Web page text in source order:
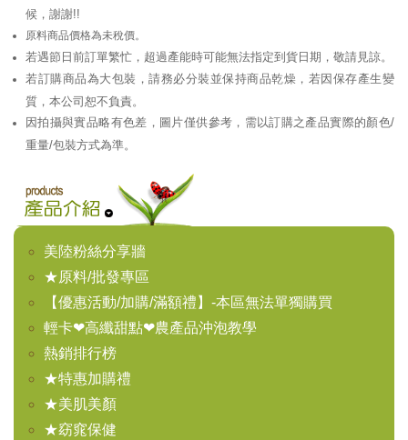
候，謝謝!!
原料商品價格為未稅價。
若遇節日前訂單繁忙，超過產能時可能無法指定到貨日期，敬請見諒。
若訂購商品為大包裝，請務必分裝並保持商品乾燥，若因保存產生變
質，本公司恕不負責。
因拍攝與實品略有色差，圖片僅供參考，需以訂購之產品實際的顏色/
重量/包裝方式為準。
美陸粉絲分享牆
★原料/批發專區
【優惠活動/加購/滿額禮】-本區無法單獨購買
輕卡❤高纖甜點❤農產品沖泡教學
熱銷排行榜
★特惠加購禮
★美肌美顏
★窈窕保健